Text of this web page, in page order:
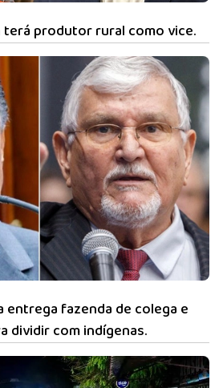
terá produtor rural como vice.
entrega fazenda de colega e
dividir com indígenas.